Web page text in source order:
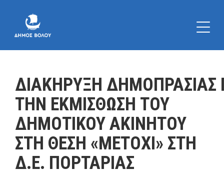
ΔΙΑΚΗΡΥΞΗ ΔΗΜΟΠΡΑΣΙΑΣ
ΤΗΝ ΕΚΜΙΣΘΩΣΗ ΤΟΥ
ΔΗΜΟΤΙΚΟΥ ΑΚΙΝΗΤΟΥ
ΣΤΗ ΘΕΣΗ «ΜΕΤΟΧΙ» ΣΤΗ
Δ.Ε. ΠΟΡΤΑΡΙΑΣ